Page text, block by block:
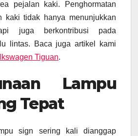
pejalan kaki. Penghormatan
kaki tidak hanya menunjukkan
juga berkontribusi pada
lintas. Baca juga artikel kami
Tiguan.
Lampu
Tepat
sign sering kali dianggap